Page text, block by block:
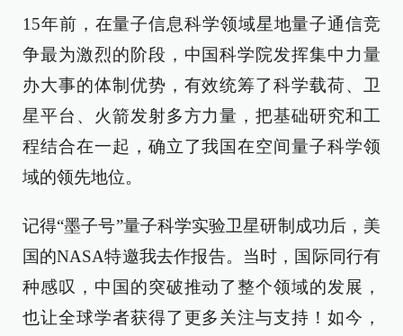
15年前，在量子信息科学领域星地量子通信竞
争最为激烈的阶段，中国科学院发挥集中力量
办大事的体制优势，有效统筹了科学载荷、卫
星平台、火箭发射多方力量，把基础研究和工
程结合在一起，确立了我国在空间量子科学领
域的领先地位。
记得“墨子号”量子科学实验卫星研制成功后，美
国的NASA特邀我去作报告。当时，国际同行有
种感叹，中国的突破推动了整个领域的发展，
也让全球学者获得了更多关注与支持！如今，